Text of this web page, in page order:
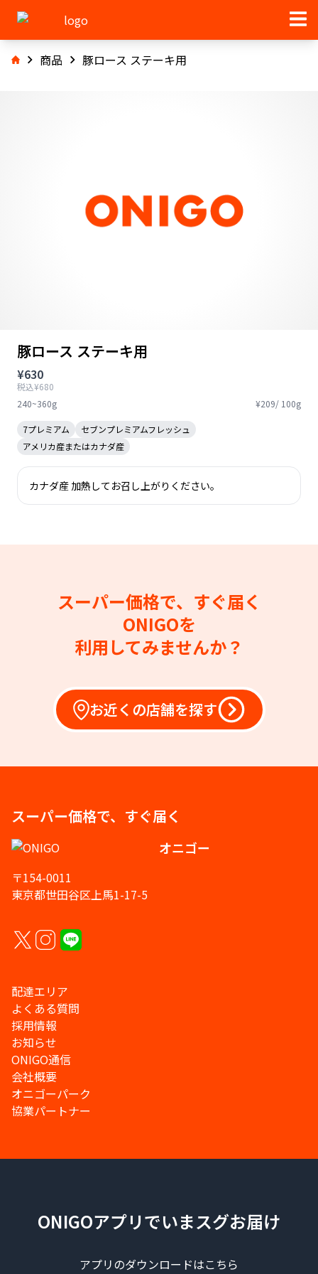
商品 豚ロース ステーキ用
豚ロース ステーキ用
¥630
税込¥680
240~360g
¥209/ 100g
7プレミアム
セブンプレミアムフレッシュ
アメリカ産またはカナダ産
カナダ産 加熱してお召し上がりください。
スーパー価格で、すぐ届く
ONIGOを
利用してみませんか？
お近くの店舗を探す
スーパー価格で、すぐ届く
オニゴー
〒154-0011
東京都世田谷区上馬1-17-5
配達エリア
よくある質問
採用情報
お知らせ
ONIGO通信
会社概要
オニゴーパーク
協業パートナー
ONIGOアプリでいまスグお届け
アプリのダウンロードはこちら